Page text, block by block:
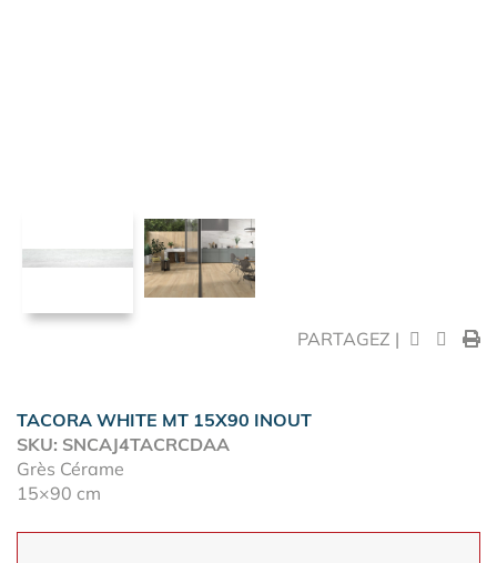
PARTAGEZ |
TACORA WHITE MT 15X90 INOUT
SKU: SNCAJ4TACRCDAA
Grès Cérame
15×90 cm